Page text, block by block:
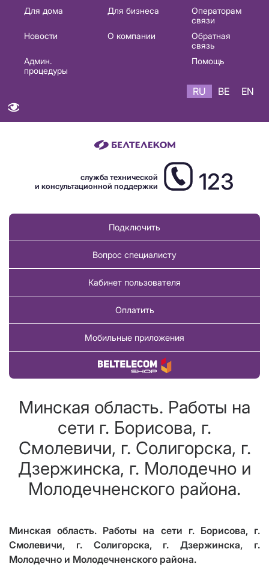
Основная
навигация
Для дома Для бизнеса
Операторам
связи
Новости
О компании
Обратная
связь
Админ.
процедуры
Помощь
RU BE EN
служба технической
и консультационной поддержки
123
Подключить
Вопрос специалисту
Кабинет пользователя
Оплатить
Мобильные приложения
Купить товар
Минская область. Работы на
сети г. Борисова, г.
Смолевичи, г. Солигорска, г.
Дзержинска, г. Молодечно и
Молодечненского района.
Минская область. Работы на сети г. Борисова, г.
Смолевичи, г. Солигорска, г. Дзержинска, г.
Молодечно и Молодечненского района.